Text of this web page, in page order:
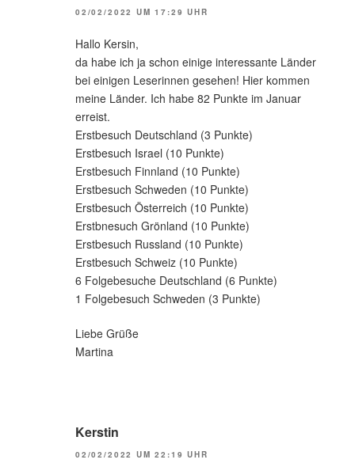
02/02/2022 UM 17:29 UHR
Hallo Kersin,
da habe ich ja schon einige interessante Länder
bei einigen Leserinnen gesehen! Hier kommen
meine Länder. Ich habe 82 Punkte im Januar
erreist.
Erstbesuch Deutschland (3 Punkte)
Erstbesuch Israel (10 Punkte)
Erstbesuch Finnland (10 Punkte)
Erstbesuch Schweden (10 Punkte)
Erstbesuch Österreich (10 Punkte)
Erstbnesuch Grönland (10 Punkte)
Erstbesuch Russland (10 Punkte)
Erstbesuch Schweiz (10 Punkte)
6 Folgebesuche Deutschland (6 Punkte)
1 Folgebesuch Schweden (3 Punkte)
Liebe Grüße
Martina
Kerstin
02/02/2022 UM 22:19 UHR